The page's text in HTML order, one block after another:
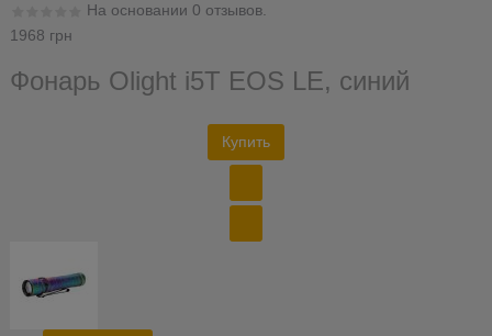
На основании 0 отзывов.
1968 грн
Фонарь Olight i5T EOS LE, синий
Купить